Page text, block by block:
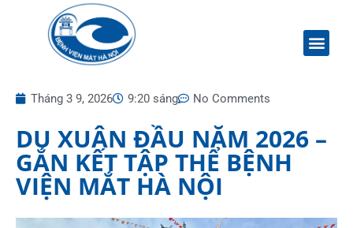
Tháng 3 9, 2026 9:20 sáng No Comments
DU XUÂN ĐẦU NĂM 2026 –
GẮN KẾT TẬP THỂ BỆNH
VIỆN MẮT HÀ NỘI